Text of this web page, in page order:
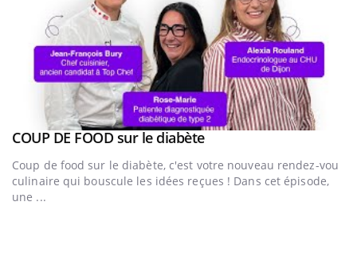
Youtube
COUP DE FOOD sur le diabèteYoutube
Coup de food sur le diabète, c'est votre nouveau rendez-vous
culinaire qui bouscule les idées reçues ! Dans cet épisode,
une ...